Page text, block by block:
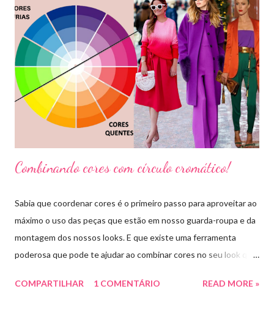
Combinando cores com círculo cromático!
Sabia que coordenar cores é o primeiro passo para aproveitar ao
máximo o uso das peças que estão em nosso guarda-roupa e da
montagem dos nossos looks. E que existe uma ferramenta
poderosa que pode te ajudar ao combinar cores no seu look que
divido em 12 pedaços, onde cada um pedaço apresenta uma cor,
COMPARTILHAR 1 COMENTÁRIO READ MORE »